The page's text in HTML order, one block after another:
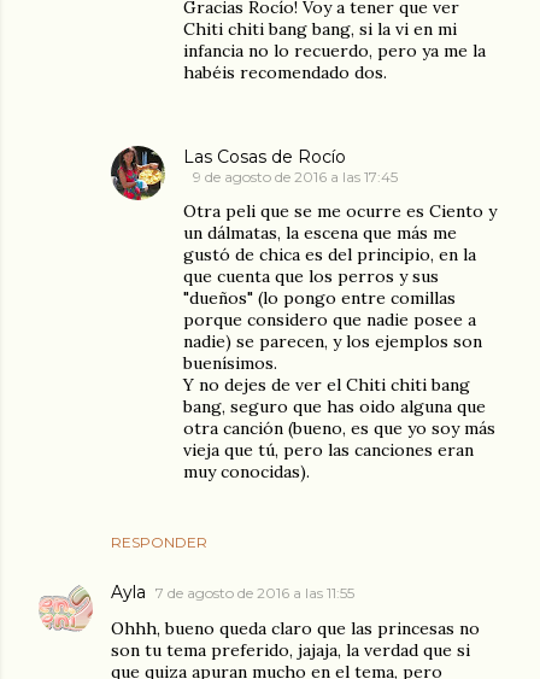
RESPONDER
Gracias Rocío! Voy a tener que ver
Chiti chiti bang bang, si la vi en mi
infancia no lo recuerdo, pero ya me la
habéis recomendado dos.
Las Cosas de Rocío
9 de agosto de 2016 a las 17:45
Otra peli que se me ocurre es Ciento y
un dálmatas, la escena que más me
gustó de chica es del principio, en la
que cuenta que los perros y sus
"dueños" (lo pongo entre comillas
porque considero que nadie posee a
nadie) se parecen, y los ejemplos son
buenísimos.
Y no dejes de ver el Chiti chiti bang
bang, seguro que has oido alguna que
otra canción (bueno, es que yo soy más
vieja que tú, pero las canciones eran
muy conocidas).
Ayla 7 de agosto de 2016 a las 11:55
Ohhh, bueno queda claro que las princesas no
son tu tema preferido, jajaja, la verdad que si
que quiza apuran mucho en el tema, pero